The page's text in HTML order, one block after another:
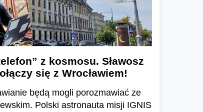
z kosmosu. Sławosz
się z Wrocławiem!
będą mogli porozmawiać ze
Polski astronauta misji IGNIS